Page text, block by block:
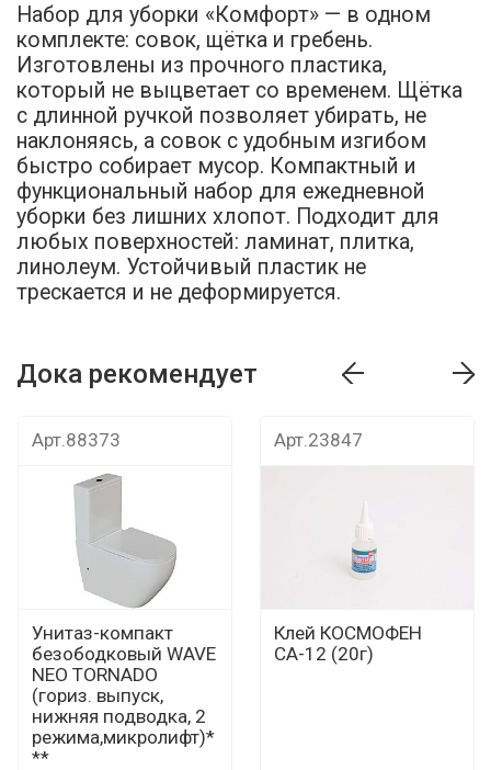
Набор для уборки «Комфорт» — в одном
комплекте: совок, щётка и гребень.
Изготовлены из прочного пластика,
который не выцветает со временем. Щётка
с длинной ручкой позволяет убирать, не
наклоняясь, а совок с удобным изгибом
быстро собирает мусор. Компактный и
функциональный набор для ежедневной
уборки без лишних хлопот. Подходит для
любых поверхностей: ламинат, плитка,
линолеум. Устойчивый пластик не
трескается и не деформируется.
Дока рекомендует
Арт.88373
Унитаз-компакт
безободковый WAVE
NEO TORNADO
(гориз. выпуск,
нижняя подводка, 2
режима,микролифт)*
**
Арт.23847
Клей КОСМОФЕН
СА-12 (20г)
Дока рекомендует Дока